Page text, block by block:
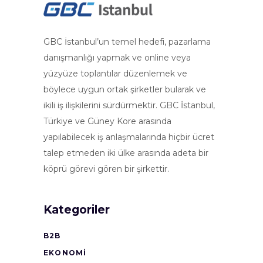
GBC İstanbul’un temel hedefi, pazarlama
danışmanlığı yapmak ve online veya
yüzyüze toplantılar düzenlemek ve
böylece uygun ortak şirketler bularak ve
ikili iş ilişkilerini sürdürmektir. GBC İstanbul,
Türkiye ve Güney Kore arasında
yapılabilecek iş anlaşmalarında hiçbir ücret
talep etmeden iki ülke arasında adeta bir
köprü görevi gören bir şirkettir.
Kategoriler
B2B
EKONOMI